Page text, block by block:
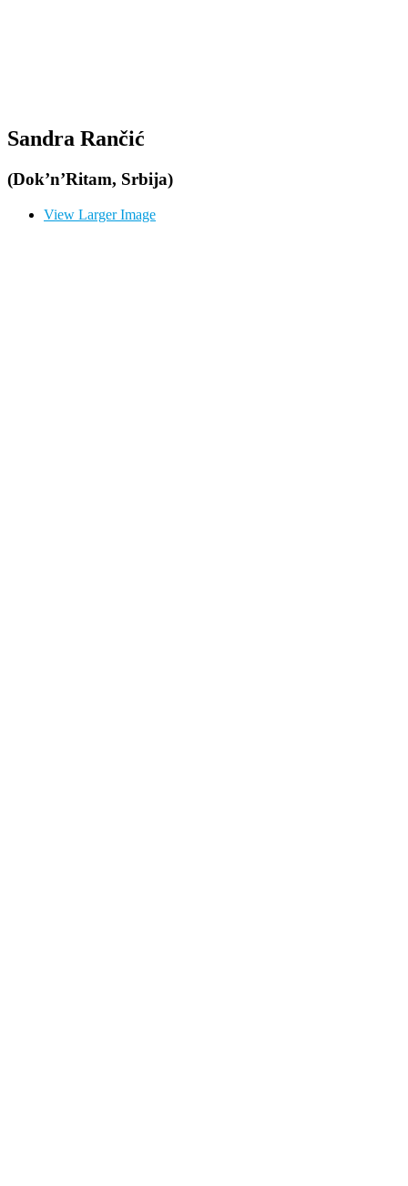
Sandra Rančić
(Dok’n’Ritam, Srbija)
View Larger Image